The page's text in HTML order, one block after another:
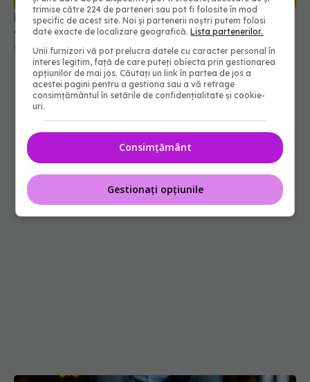
Pericolul invizibil al sezonului cald. La ce să fii
atent dacă mergi la mare sau piscină
09 aug 2025, 16:43
trimise către 224 de parteneri sau pot fi folosite în mod
specific de acest site. Noi și partenerii noștri putem folosi
date exacte de localizare geografică.Lista partenerilor.
Unii furnizori vă pot prelucra datele cu caracter personal în
interes legitim, față de care puteți obiecta prin gestionarea
opțiunilor de mai jos. Căutați un link în partea de jos a
acestei pagini pentru a gestiona sau a vă retrage
consimțământul în setările de confidențialitate și cookie-
uri.
Consimțământ
Gestionați opțiunile